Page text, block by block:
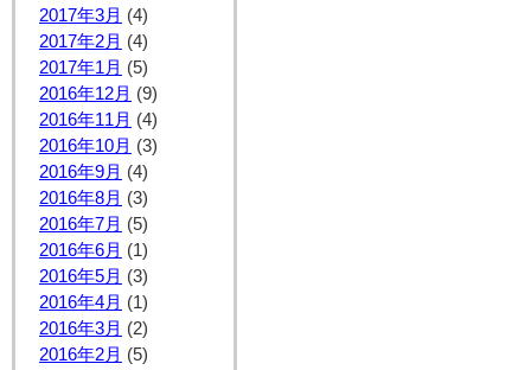
2017年3月 (4)
2017年2月 (4)
2017年1月 (5)
2016年12月 (9)
2016年11月 (4)
2016年10月 (3)
2016年9月 (4)
2016年8月 (3)
2016年7月 (5)
2016年6月 (1)
2016年5月 (3)
2016年4月 (1)
2016年3月 (2)
2016年2月 (5)